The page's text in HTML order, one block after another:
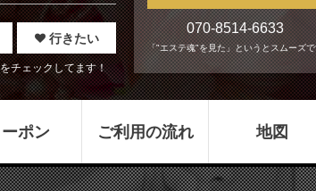
行きたい
チェックしてます！
070-8514-6633
「"エステ魂"を見た」というとスムーズで
ポン ご利用の流れ 地図